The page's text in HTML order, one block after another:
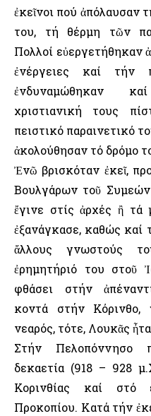
ἐκεῖνοι πού ἀπόλαυσαν
του, τή θέρμη τῶν
Πολλοί εὐεργετήθηκαν
ἐνέργειες καί τήν
ἐνδυναμώθηκαν
χριστιανική τους
πειστικό παραινετικό
ἀκολούθησαν τό δρόμο
Ἐνῶ βρισκόταν ἐκεῖ,
Βουλγάρων τοῦ
ἔγινε στίς ἀρχές ἢ
ἐξανάγκασε, καθώς καί
ἄλλους γνωστούς
ἐρημητήριό του στοῦ
φθάσει στήν
κοντά στήν Κόρινθο,
νεαρός, τότε, Λουκᾶς
Στήν Πελοπόννησο
δεκαετία (918 – 928
Κορινθίας καί στό
Προκοπίου. Κατά τήν